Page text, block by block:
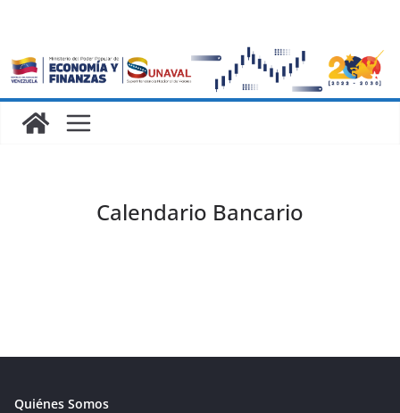
Calendario Bancario
Quiénes Somos